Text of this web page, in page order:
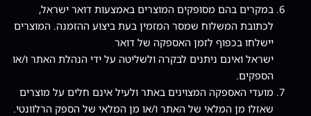
במקרים בהם מסופקים המוצרים באמצעות דואר ישראל,
לכתובת המשלוח שמסר המזמין בעת ביצוע ההזמנה. המוצרים
יישלחו בכפוף לזמן האספקה של דואר
ישראל ואינם ניתנים לבקרה ולשליטה על ידי הנהלת האתר ו/או
הספקים.
מועדי האספקה המצוינים באתר ולעיל אינם חלים על מוצרים
שאזלו מן המלאי של האתר ו/או מן המלאי של הספק הרלוונטי.